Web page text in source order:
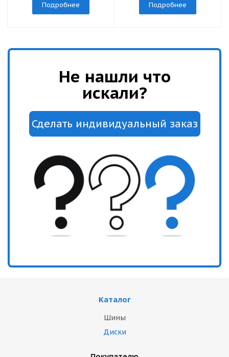
Подробнее Подробнее
Не нашли что
искали?
Каталог
Шины
Диски